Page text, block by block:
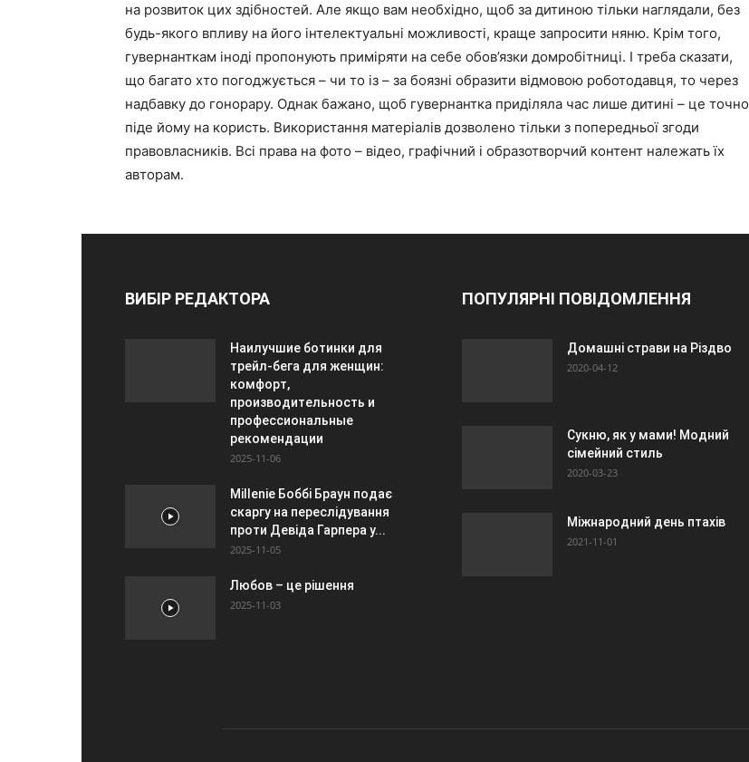
на розвиток цих здібностей. Але якщо вам необхідно, щоб за дитиною тільки наглядали, без
будь-якого впливу на його інтелектуальні можливості, краще запросити няню. Крім того,
гувернанткам іноді пропонують приміряти на себе обов’язки домробітниці. І треба сказати,
що багато хто погоджується – чи то із – за боязні образити відмовою роботодавця, то через
надбавку до гонорару. Однак бажано, щоб гувернантка приділяла час лише дитині – це точно
піде йому на користь. Використання матеріалів дозволено тільки з попередньої згоди
правовласників. Всі права на фото – відео, графічний і образотворчий контент належать їх
авторам.
ВИБІР РЕДАКТОРА
Наилучшие ботинки для
трейл-бега для женщин:
комфорт,
производительность и
профессиональные
рекомендации
2025-11-06
Millenie Боббі Браун подає
скаргу на переслідування
проти Девіда Гарпера у...
2025-11-05
Любов – це рішення
2025-11-03
ПОПУЛЯРНІ ПОВІДОМЛЕННЯ
Домашні страви на Різдво
2020-04-12
Сукню, як у мами! Модний
сімейний стиль
2020-03-23
Міжнародний день птахів
2021-11-01